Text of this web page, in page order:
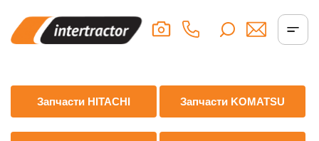
Запчасти HITACHI Запчасти KOMATSU